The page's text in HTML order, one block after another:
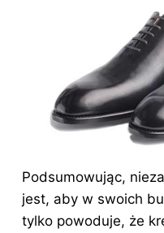
Podsumowując,
jest, aby w swoich
tylko powoduje, że